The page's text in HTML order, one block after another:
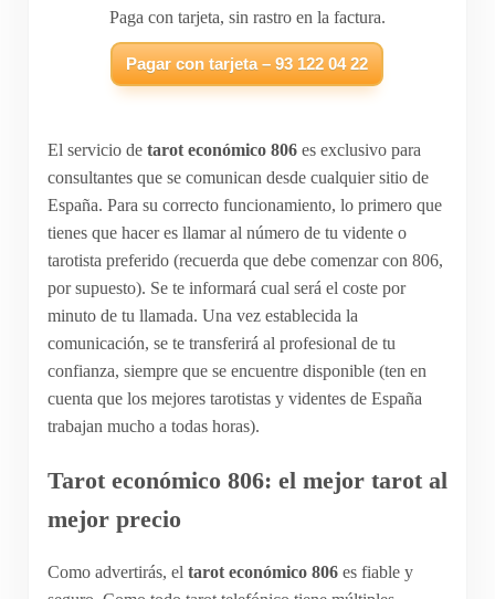
Paga con tarjeta, sin rastro en la factura.
Pagar con tarjeta – 93 122 04 22
El servicio de tarot económico 806es exclusivo para
consultantes que se comunican desde cualquier sitio de
España. Para su correcto funcionamiento, lo primero que
tienes que hacer es llamar al número de tu vidente o
tarotista preferido (recuerda que debe comenzar con 806,
por supuesto). Se te informará cual será el coste por
minuto de tu llamada. Una vez establecida la
comunicación, se te transferirá al profesional de tu
confianza, siempre que se encuentre disponible (ten en
cuenta que los mejores tarotistas y videntes de España
trabajan mucho a todas horas).
Tarot económico 806: el mejor tarot al
mejor precio
Como advertirás, el tarot económico 806es fiable y